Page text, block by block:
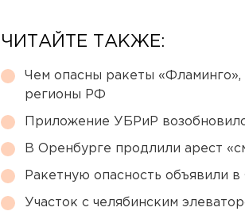
ЧИТАЙТЕ ТАКЖЕ:
Чем опасны ракеты
регионы РФ
Приложение УБРиР
В Оренбурге продлили арест
Ракетную опасность объявили
Участок с челябинским